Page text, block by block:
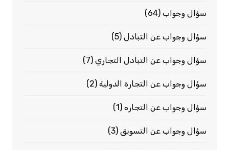
سؤال وجواب(64)
سؤال وجواب عن التبادل(5)
سؤال وجواب عن التبادل التجاري(7)
سؤال وجواب عن التجارة الدولية(2)
سؤال وجواب عن التجاره(1)
سؤال وجواب عن التسويق(3)